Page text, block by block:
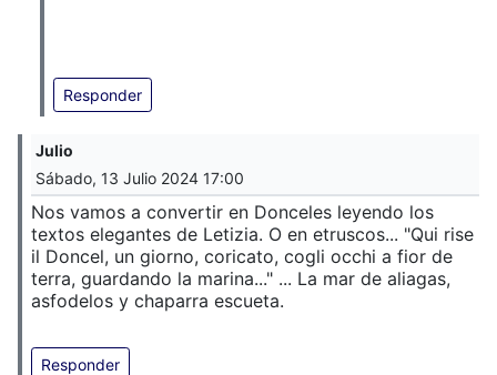
Responder
Julio
Sábado, 13 Julio 2024 17:00
Nos vamos a convertir en Donceles leyendo los
textos elegantes de Letizia. O en etruscos... "Qui rise
il Doncel, un giorno, coricato, cogli occhi a fior de
terra, guardando la marina..." ... La mar de aliagas,
asfodelos y chaparra escueta.
Responder